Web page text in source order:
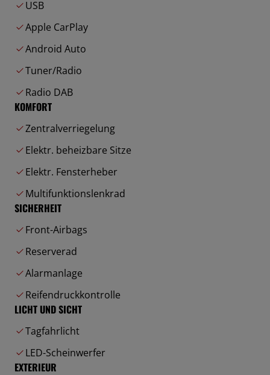
USB
Apple CarPlay
Android Auto
Tuner/Radio
Radio DAB
KOMFORT
Zentralverriegelung
Elektr. beheizbare Sitze
Elektr. Fensterheber
Multifunktionslenkrad
SICHERHEIT
Front-Airbags
Reserverad
Alarmanlage
Reifendruckkontrolle
LICHT UND SICHT
Tagfahrlicht
LED-Scheinwerfer
EXTERIEUR